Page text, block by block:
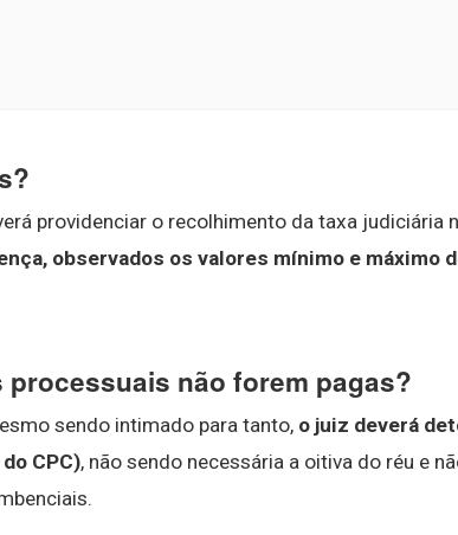
providenciar o recolhimento da taxa judiciária
observados os valores mínimo e máximo
não forem pagas?
sendo intimado para tanto, o juiz deverá
CPC), não sendo necessária a oitiva do réu e